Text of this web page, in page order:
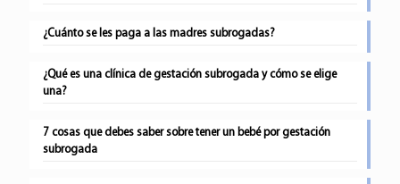
¿Cuánto se les paga a las madres subrogadas?
¿Qué es una clínica de gestación subrogada y cómo se elige
una?
7 cosas que debes saber sobre tener un bebé por gestación
subrogada